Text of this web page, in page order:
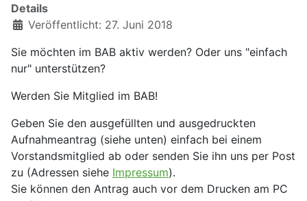
Details
Veröffentlicht: 27. Juni 2018
Sie möchten im BAB aktiv werden? Oder uns "einfach
nur" unterstützen?
Werden Sie Mitglied im BAB!
Geben Sie den ausgefüllten und ausgedruckten
Aufnahmeantrag (siehe unten) einfach bei einem
Vorstandsmitglied ab oder senden Sie ihn uns per Post
zu (Adressen siehe Impressum).
Sie können den Antrag auch vor dem Drucken am PC